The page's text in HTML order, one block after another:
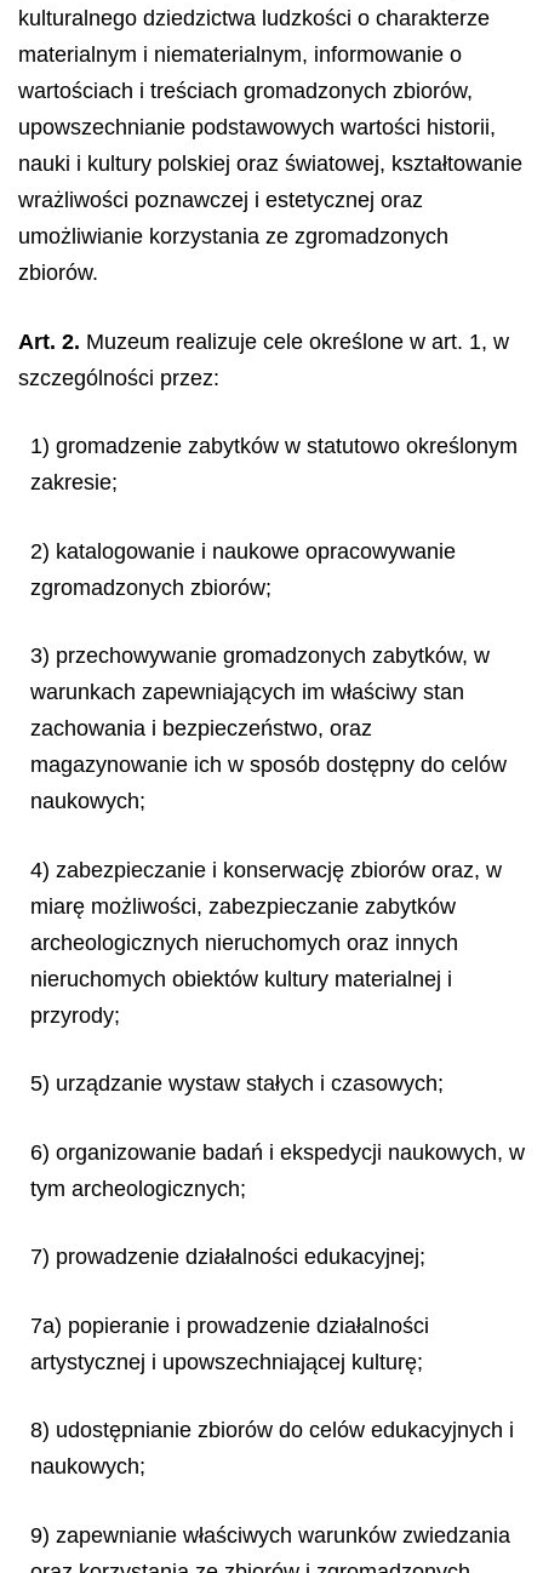
kulturalnego dziedzictwa ludzkości o charakterze
materialnym i niematerialnym, informowanie o
wartościach i treściach gromadzonych zbiorów,
upowszechnianie podstawowych wartości historii,
nauki i kultury polskiej oraz światowej, kształtowanie
wrażliwości poznawczej i estetycznej oraz
umożliwianie korzystania ze zgromadzonych
zbiorów.
Art. 2. Muzeum realizuje cele określone w art. 1, w
szczególności przez:
1) gromadzenie zabytków w statutowo określonym
zakresie;
2) katalogowanie i naukowe opracowywanie
zgromadzonych zbiorów;
3) przechowywanie gromadzonych zabytków, w
warunkach zapewniających im właściwy stan
zachowania i bezpieczeństwo, oraz
magazynowanie ich w sposób dostępny do celów
naukowych;
4) zabezpieczanie i konserwację zbiorów oraz, w
miarę możliwości, zabezpieczanie zabytków
archeologicznych nieruchomych oraz innych
nieruchomych obiektów kultury materialnej i
przyrody;
5) urządzanie wystaw stałych i czasowych;
6) organizowanie badań i ekspedycji naukowych, w
tym archeologicznych;
7) prowadzenie działalności edukacyjnej;
7a) popieranie i prowadzenie działalności
artystycznej i upowszechniającej kulturę;
8) udostępnianie zbiorów do celów edukacyjnych i
naukowych;
9) zapewnianie właściwych warunków zwiedzania